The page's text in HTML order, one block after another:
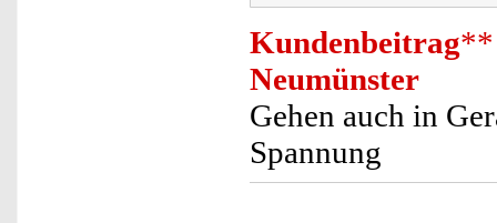
Kundenbeitrag**
Neumünster
Gehen auch in
Spannung